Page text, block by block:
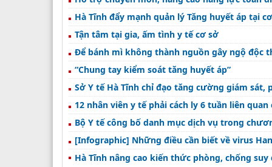
Hà Tĩnh đẩy mạnh quản lý Tăng huyết áp tại
Tận tâm tại gia, ấm tình y tế cơ sở
Để bánh mì không thành nguồn gây ngộ độc
“Chung tay kiểm soát tăng huyết áp”
Sở Y tế Hà Tĩnh chỉ đạo tăng cường giám
12 nhân viên y tế phải cách ly 6 tuần liên
Bộ Y tế công bố danh mục dịch vụ trong
[Infographic] Những điều cần biết về virus
Hà Tĩnh nâng cao kiến thức phòng, chống